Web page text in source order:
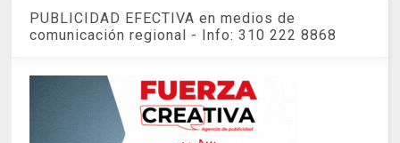
PUBLICIDAD EFECTIVA en medios de
comunicación regional - Info: 310 222 8868